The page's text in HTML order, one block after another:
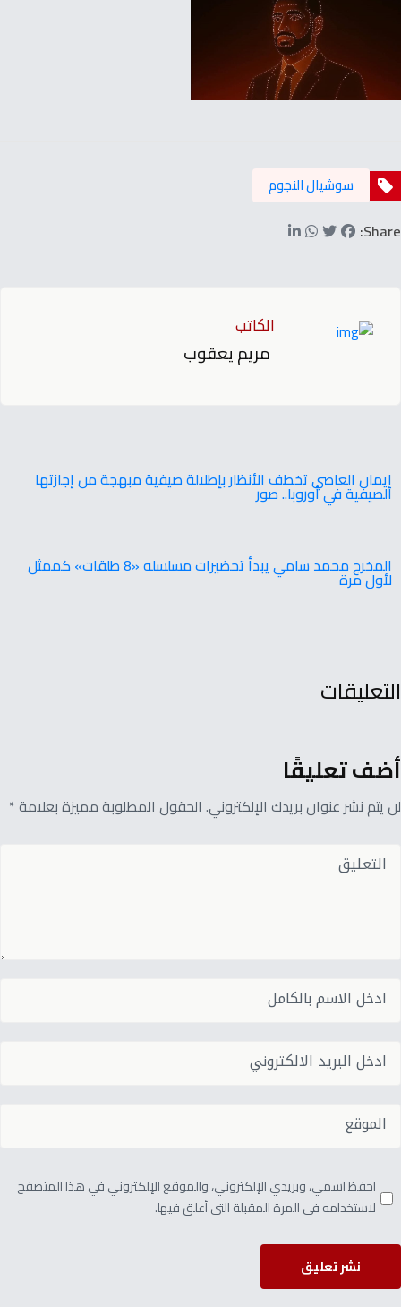
سوشيال النجوم
Share:
الكاتب
مريم يعقوب
إيمان العاصي تخطف الأنظار بإطلالة صيفية مبهجة من إجازتها
الصيفية في أوروبا.. صور
المخرج محمد سامي يبدأ تحضيرات مسلسله «8 طلقات» كممثل
لأول مرة
التعليقات
أضف تعليقًا
لن يتم نشر عنوان بريدك الإلكتروني. الحقول المطلوبة مميزة بعلامة *
احفظ اسمي، وبريدي الإلكتروني، والموقع الإلكتروني في هذا المتصفح
لاستخدامه في المرة المقبلة التي أعلق فيها.
نشر تعليق